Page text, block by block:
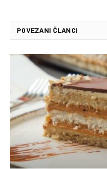
POVEZANI ČLANCI